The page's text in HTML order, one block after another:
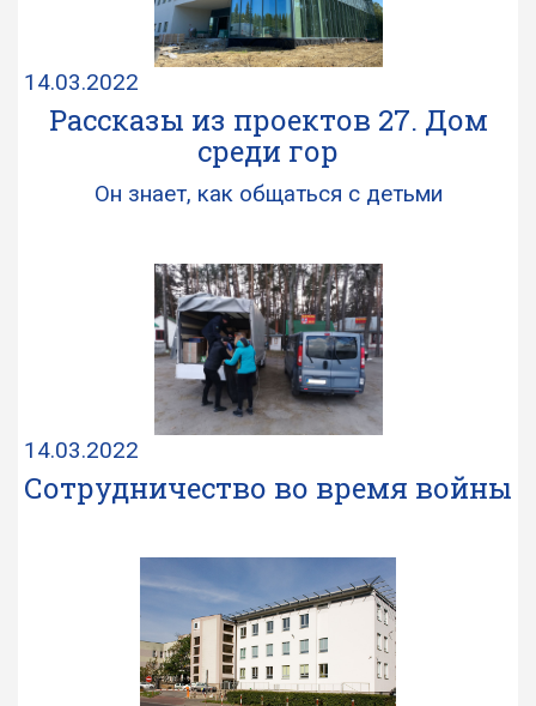
14.03.2022
Рассказы из проектов 27. Дом
среди гор
Он знает, как общаться с детьми
14.03.2022
Сотрудничество во время войны